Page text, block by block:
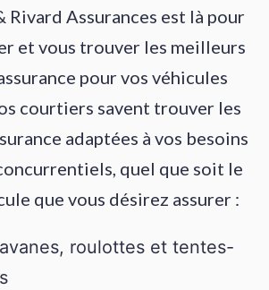
Rivard Assurances est là pour
et vous trouver les meilleurs
pour vos véhicules
courtiers savent trouver les
adaptées à vos besoins
quel que soit le
que vous désirez assurer :
roulottes et tentes-